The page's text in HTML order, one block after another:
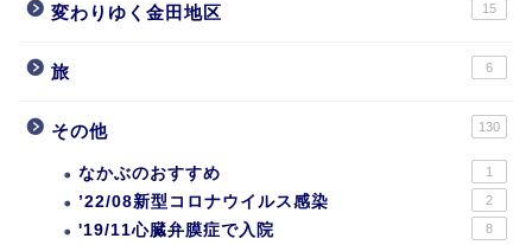
変わりゆく金田地区 15
旅 6
その他 130
なかぶのおすすめ 1
’22/08新型コロナウイルス感染 2
'19/11心臓弁膜症で入院 8